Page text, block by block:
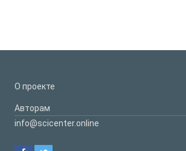
О проекте
Авторам
info@scicenter.online